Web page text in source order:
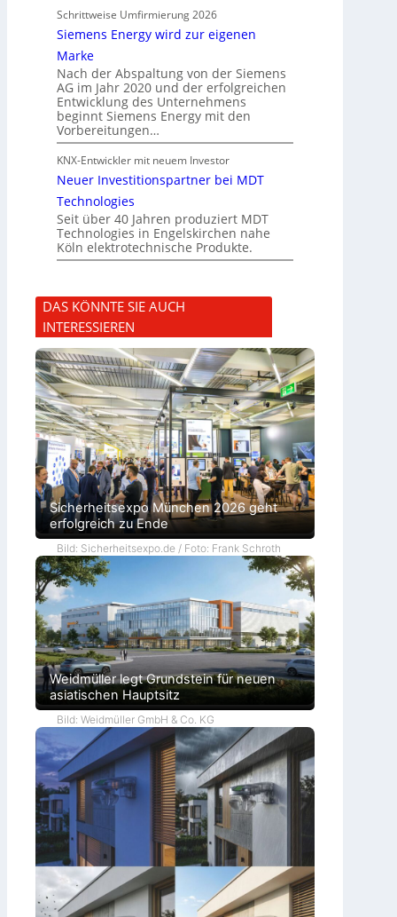
Schrittweise Umfirmierung 2026
Siemens Energy wird zur eigenen
Marke
Nach der Abspaltung von der Siemens
AG im Jahr 2020 und der erfolgreichen
Entwicklung des Unternehmens
beginnt Siemens Energy mit den
Vorbereitungen…
KNX-Entwickler mit neuem Investor
Neuer Investitionspartner bei MDT
Technologies
Seit über 40 Jahren produziert MDT
Technologies in Engelskirchen nahe
Köln elektrotechnische Produkte.
DAS KÖNNTE SIE AUCH
INTERESSIEREN
Sicherheitsexpo München 2026 geht
erfolgreich zu Ende
Bild: Sicherheitsexpo.de / Foto: Frank Schroth
Weidmüller legt Grundstein für neuen
asiatischen Hauptsitz
Bild: Weidmüller GmbH & Co. KG